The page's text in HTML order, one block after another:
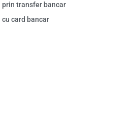
prin transfer bancar
cu card bancar